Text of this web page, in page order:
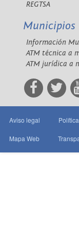
REGTSA
Municipios
Información
ATM técnica a
ATM jurídica a
Aviso legal
Mapa Web